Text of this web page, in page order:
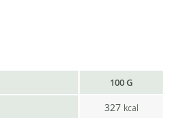
100 G
327 kcal